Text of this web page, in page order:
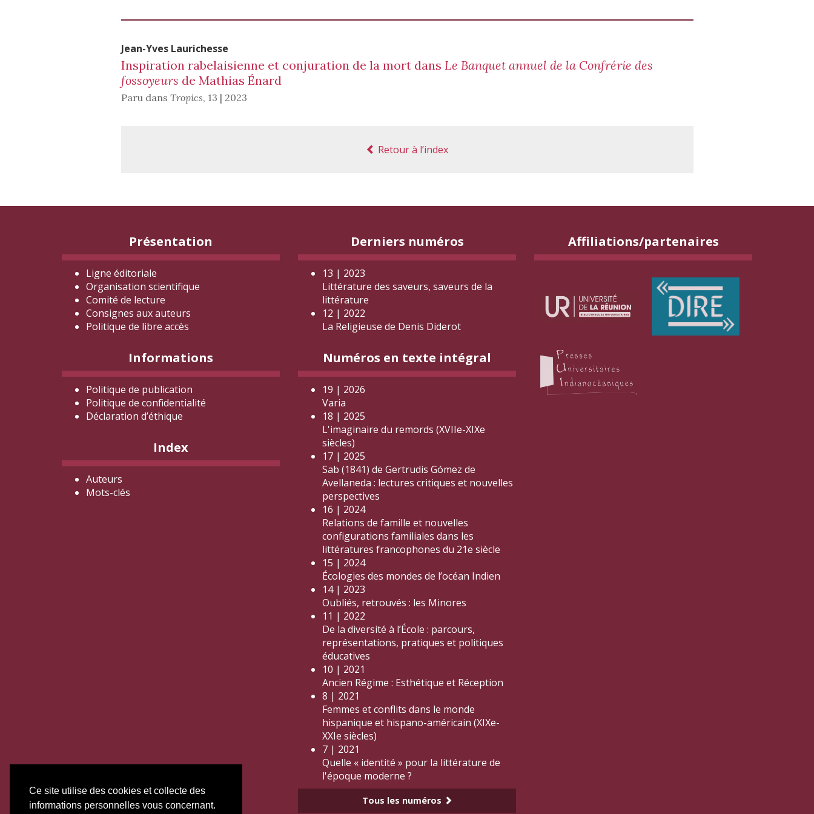
Ce site utilise des cookies et collecte des
informations personnelles vous concernant.
Jean-Yves Laurichesse
Inspiration rabelaisienne et conjuration de la mort dans Le Banquet annuel de la Confrérie des
fossoyeurs de Mathias Énard
Paru dans Tropics, 13 | 2023
Retour à l’index
Présentation
Ligne éditoriale
Organisation scientifique
Comité de lecture
Consignes aux auteurs
Politique de libre accès
Informations
Politique de publication
Politique de confidentialité
Déclaration d’éthique
Index
Auteurs
Mots-clés
Derniers numéros
13 | 2023
Littérature des saveurs, saveurs de la
littérature
12 | 2022
La Religieuse de Denis Diderot
Numéros en texte intégral
19 | 2026
Varia
18 | 2025
L'imaginaire du remords (XVIIe-XIXe
siècles)
17 | 2025
Sab (1841) de Gertrudis Gómez de
Avellaneda : lectures critiques et nouvelles
perspectives
16 | 2024
Relations de famille et nouvelles
configurations familiales dans les
littératures francophones du 21e siècle
15 | 2024
Écologies des mondes de l’océan Indien
14 | 2023
Oubliés, retrouvés : les Minores
11 | 2022
De la diversité à l’École : parcours,
représentations, pratiques et politiques
éducatives
10 | 2021
Ancien Régime : Esthétique et Réception
8 | 2021
Femmes et conflits dans le monde
hispanique et hispano-américain (XIXe-
XXIe siècles)
7 | 2021
Quelle « identité » pour la littérature de
l'époque moderne ?
Tous les numéros
Affiliations/partenaires